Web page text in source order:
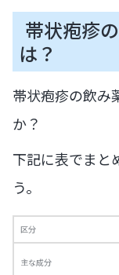
帯状疱疹
は？
帯状疱疹の飲み
か？
下記に表でまと
う。
区分
主な成分